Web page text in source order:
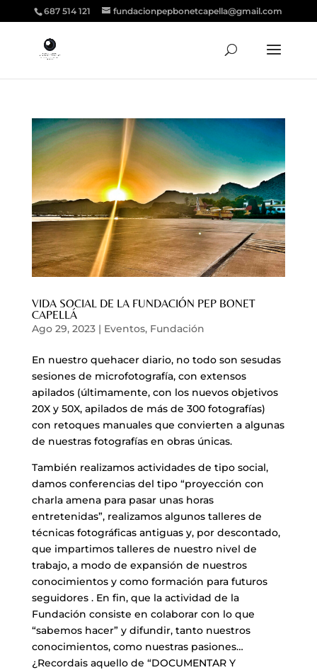
687 514 121 fundacionpepbonetcapella@gmail.com
VIDA SOCIAL DE LA FUNDACIÓN PEP BONET
CAPELLÁ
Ago 29, 2023| Eventos, Fundación
En nuestro quehacer diario, no todo son sesudas
sesiones de microfotografía, con extensos
apilados (últimamente, con los nuevos objetivos
20X y 50X, apilados de más de 300 fotografías)
con retoques manuales que convierten a algunas
de nuestras fotografías en obras únicas.
También realizamos actividades de tipo social,
damos conferencias del tipo “proyección con
charla amena para pasar unas horas
entretenidas”, realizamos algunos talleres de
técnicas fotográficas antiguas y, por descontado,
que impartimos talleres de nuestro nivel de
trabajo, a modo de expansión de nuestros
conocimientos y como formación para futuros
seguidores . En fin, que la actividad de la
Fundación consiste en colaborar con lo que
“sabemos hacer” y difundir, tanto nuestros
conocimientos, como nuestras pasiones…
¿Recordais aquello de “DOCUMENTAR Y